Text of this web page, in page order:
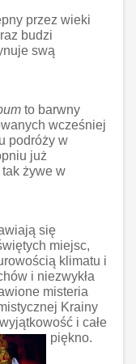
przez wieki
budzi
swą
to barwny
wcześniej
podróży w
już
żywe w
się
miejsc,
klimatu i
i niezwykła
misteria
Krainy
i całe
piękno.